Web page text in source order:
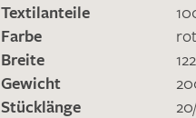
Textilanteile
Farbe
rot
Breite
Gewicht
Stücklänge